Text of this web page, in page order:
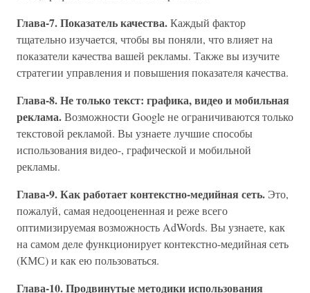
Глава-7. Показатель качества.Каждый фактор
тщательно изучается, чтобы вы поняли, что влияет на
показатели качества вашей рекламы. Также вы изучите
стратегии управления и повышения показателя качества.
Глава-8. Не только текст: графика, видео и мобильная
реклама.Возможности Google не ограничиваются только
текстовой рекламой. Вы узнаете лучшие способы
использования видео-, графической и мобильной
рекламы.
Глава-9. Как работает контекстно-медийная сеть. Это,
пожалуй, самая недооцененная и реже всего
оптимизируемая возможность AdWords. Вы узнаете, как
на самом деле функционирует контекстно-медийная сеть
(КМС) и как ею пользоваться.
Глава-10. Продвинутые методики использования